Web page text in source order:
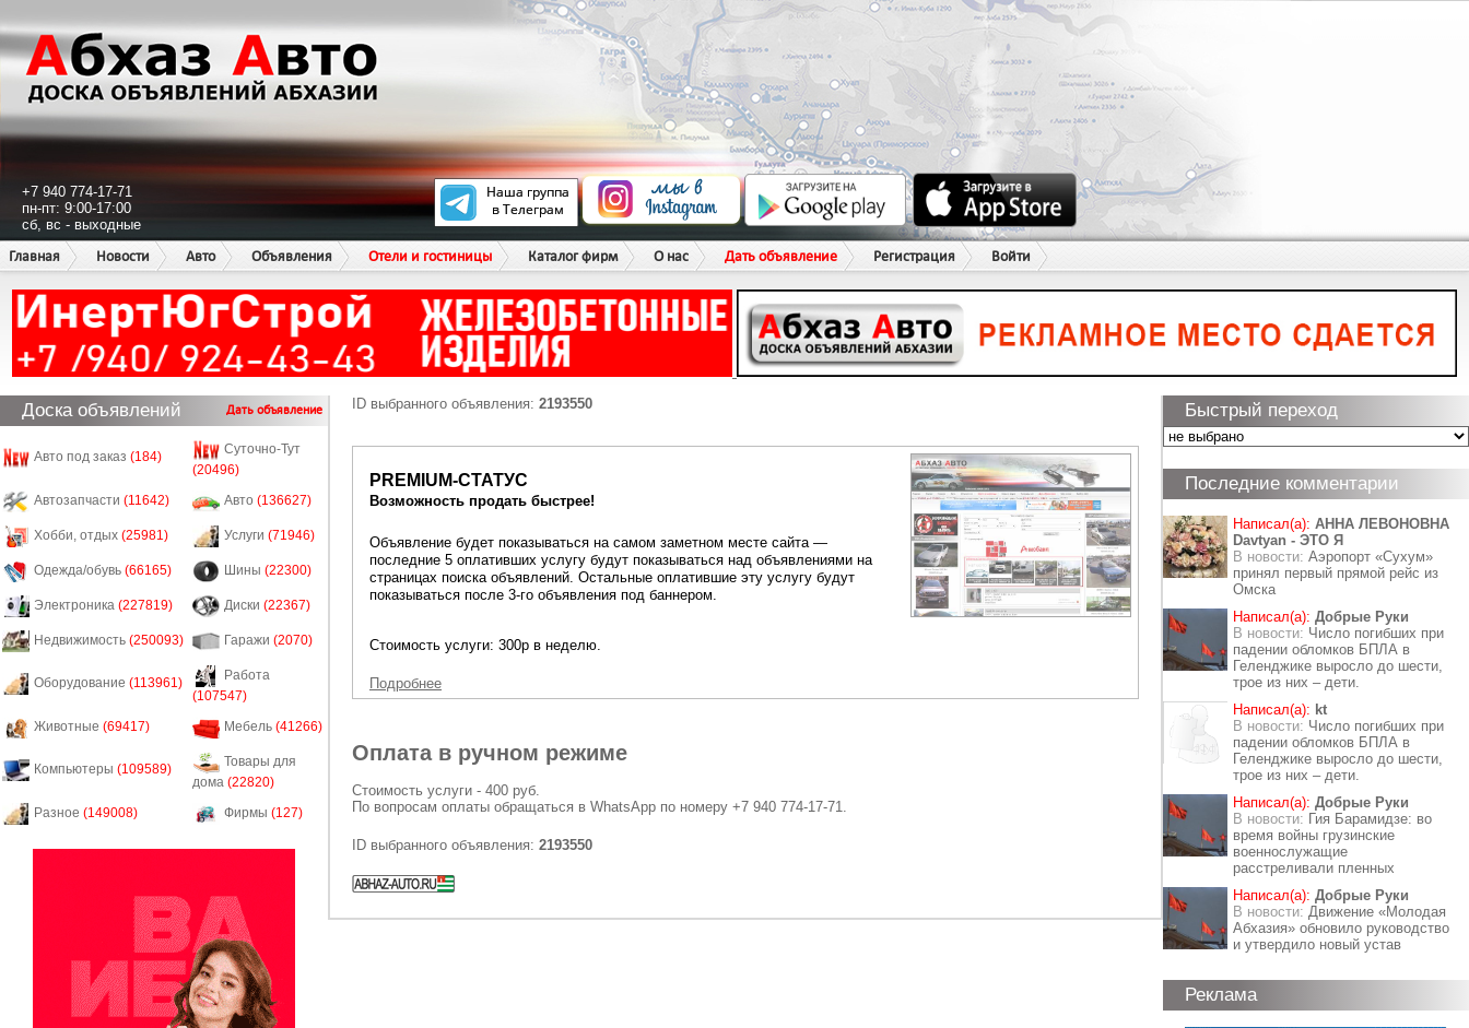
+7 940 774-17-71
пн-пт: 9:00-17:00
сб, вс - выходные
Главная
Новости Авто Объявления Отели и гостиницы Каталог фирм О нас Дать объявление Регистрация Войти
Доска объявлений Дать объявление
Авто под заказ (184)
Суточно-Тут
(20496)
Автозапчасти (11642) Авто (136627)
Хобби, отдых (25981) Услуги (71946)
Одежда/обувь (66165) Шины (22300)
Электроника (227819) Диски (22367)
Недвижимость (250093) Гаражи (2070)
Оборудование (113961)
Работа
(107547)
Животные (69417) Мебель (41266)
Компьютеры (109589)
Товары для
дома (22820)
Разное (149008) Фирмы (127)
ID выбранного объявления: 2193550
PREMIUM-СТАТУС
Возможность продать быстрее!
Объявление будет показываться на самом заметном месте сайта —
последние 5 оплативших услугу будут показываться над объявлениями на
страницах поиска объявлений. Остальные оплатившие эту услугу будут
показываться после 3-го объявления под баннером.
Стоимость услуги: 300р в неделю.
Подробнее
Оплата в ручном режиме
Стоимость услуги - 400 руб.
По вопросам оплаты обращаться в WhatsApp по номеру +7 940 774-17-71.
ID выбранного объявления: 2193550
Быстрый переход
Последние комментарии
Написал(а): АННА ЛЕВОНОВНА
Davtyan - ЭТО Я
В новости: Аэропорт «Сухум»
принял первый прямой рейс из
Омска
Написал(а): Добрые Руки
В новости: Число погибших при
падении обломков БПЛА в
Геленджике выросло до шести,
трое из них – дети.
Написал(а): kt
В новости: Число погибших при
падении обломков БПЛА в
Геленджике выросло до шести,
трое из них – дети.
Написал(а): Добрые Руки
В новости: Гия Барамидзе: во
время войны грузинские
военнослужащие
расстреливали пленных
Написал(а): Добрые Руки
В новости: Движение «Молодая
Абхазия» обновило руководство
и утвердило новый устав
Реклама